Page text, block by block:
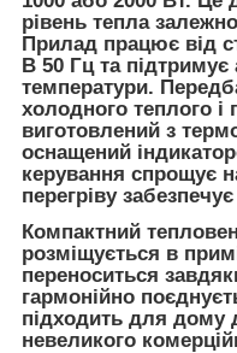
рівень тепла
Прилад працює від
В 50 Гц та підтримує
температури.
холодного теплого і
виготовлений з
оснащений
керування спрощує
перегріву
Компактний
розміщується в
переноситься
гармонійно
підходить для дому
невеликого